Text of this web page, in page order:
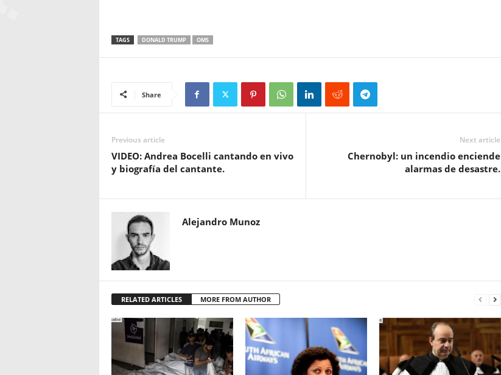
TAGS DONALD TRUMP OMS
Share
Previous article
VIDEO: Andrea Bocelli cantando en vivo
y biografía del cantante.
Next article
Chernobyl: un incendio enciende
alarmas de desastre.
Alejandro Munoz
RELATED ARTICLES MORE FROM AUTHOR